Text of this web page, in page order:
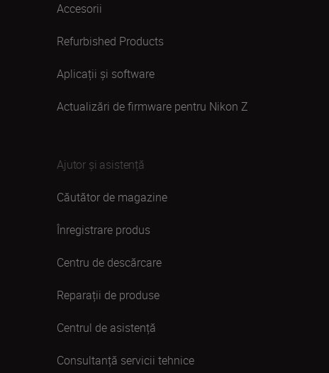
Accesorii
Refurbished Products
Aplicații și software
Actualizări de firmware pentru Nikon Z
Ajutor și asistență
Căutător de magazine
Înregistrare produs
Centru de descărcare
Reparații de produse
Centrul de asistență
Consultanță servicii tehnice